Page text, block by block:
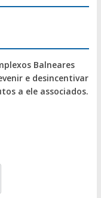
Balneares
e desincentivar
a ele associados.